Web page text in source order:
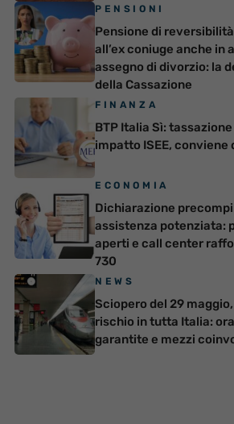
PENSIONI
Pensione di
all’ex coniuge anche in
assegno di divorzio: la
della Cassazione
FINANZA
BTP Italia Sì:
impatto ISEE, conviene
ECONOMIA
Dichiarazione
assistenza potenziata:
aperti e call center
730
NEWS
Sciopero del 29
rischio in tutta Italia:
garantite e mezzi